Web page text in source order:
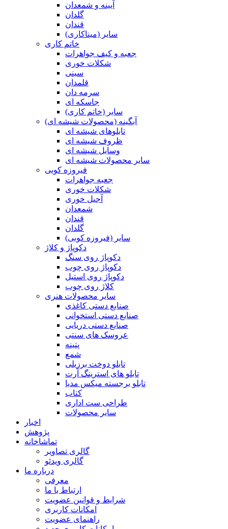
آیینه و شمعدان
گلدان
قندان
سایر (میناکاری)
خاتم کاری
جعبه و کیف جواهرات
شکلات خوری
سینی
قلمدان
سرمه دان
جاسکه ای
سایر (خاتم کاری)
آبگینه (محصولات شیشه ای)
تابلوهای شیشه ای
ظروف شیشه ای
وسایل شیشه ای
سایر محصولات شیشه ای
فیروزه کوبی
جعبه جواهرات
شکلات خوری
آجیل خوری
شمعدان
قندان
گلدان
سایر (فیروزه کوبی)
دکوپاژ و کلاژ
دکوپاژ روی سنگ
دکوپاژ روی چوب
دکوپاژ روی استیل
کلاژ روی چوب
سایر محصولات هنری
صنایع دستی کاغذی
صنایع دستی استخوانی
صنایع دستی دریایی
عروسک های سنتی
پتینه
شمع
تابلو دوخت برزیلی
تابلو های استرینگ آرت
تابلو برجسته میکس مدیا
کتاب
طراحی ست اداری
سایر محصولات
اخبار
پژوهش
تماشاخانه
گالری تصاویر
گالری ویدئو
درباره ما
معرفی
ارتباط با ما
شرایط و قوانین عضویت
امکانات کاربری
راهنمای عضویت